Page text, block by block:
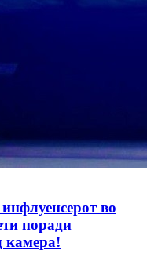
во
поради
камера!